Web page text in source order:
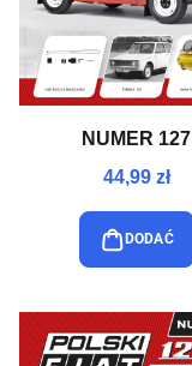
NUMER 127
44,99 zł
DODAĆ